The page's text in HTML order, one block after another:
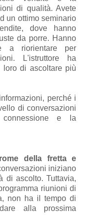
di qualità. Avete
un ottimo seminario
dove hanno
da porre. Hanno
a riorientare per
L'istruttore ha
loro di ascoltare più
perché i
di conversazioni
e la
della fretta e
iniziano
di ascolto. Tuttavia,
riunioni di
non ha il tempo di
alla prossima